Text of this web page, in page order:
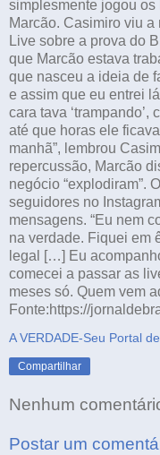
simplesmente jogou os
Marcão. Casimiro viu
Live sobre a prova do
que Marcão estava
que nasceu a ideia de
e assim que eu entrei
cara tava
até que horas ele
manhã”, lembrou
repercussão, Marcão
negócio “explodiram”.
seguidores no
mensagens. “Eu nem
na verdade. Fiquei em
legal […] Eu
comecei a passar as
meses só. Quem vem
Fonte:https://
A VERDADE-Seu Portal
Compartilhar
Nenhum
Postar um